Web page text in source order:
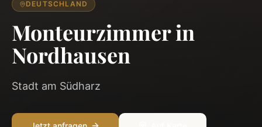
DEUTSCHLAND
Monteurzimmer in
Nordhausen
Stadt am Südharz